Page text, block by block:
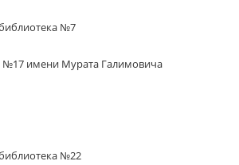
№7
№17 имени Мурата Галимовича
№22